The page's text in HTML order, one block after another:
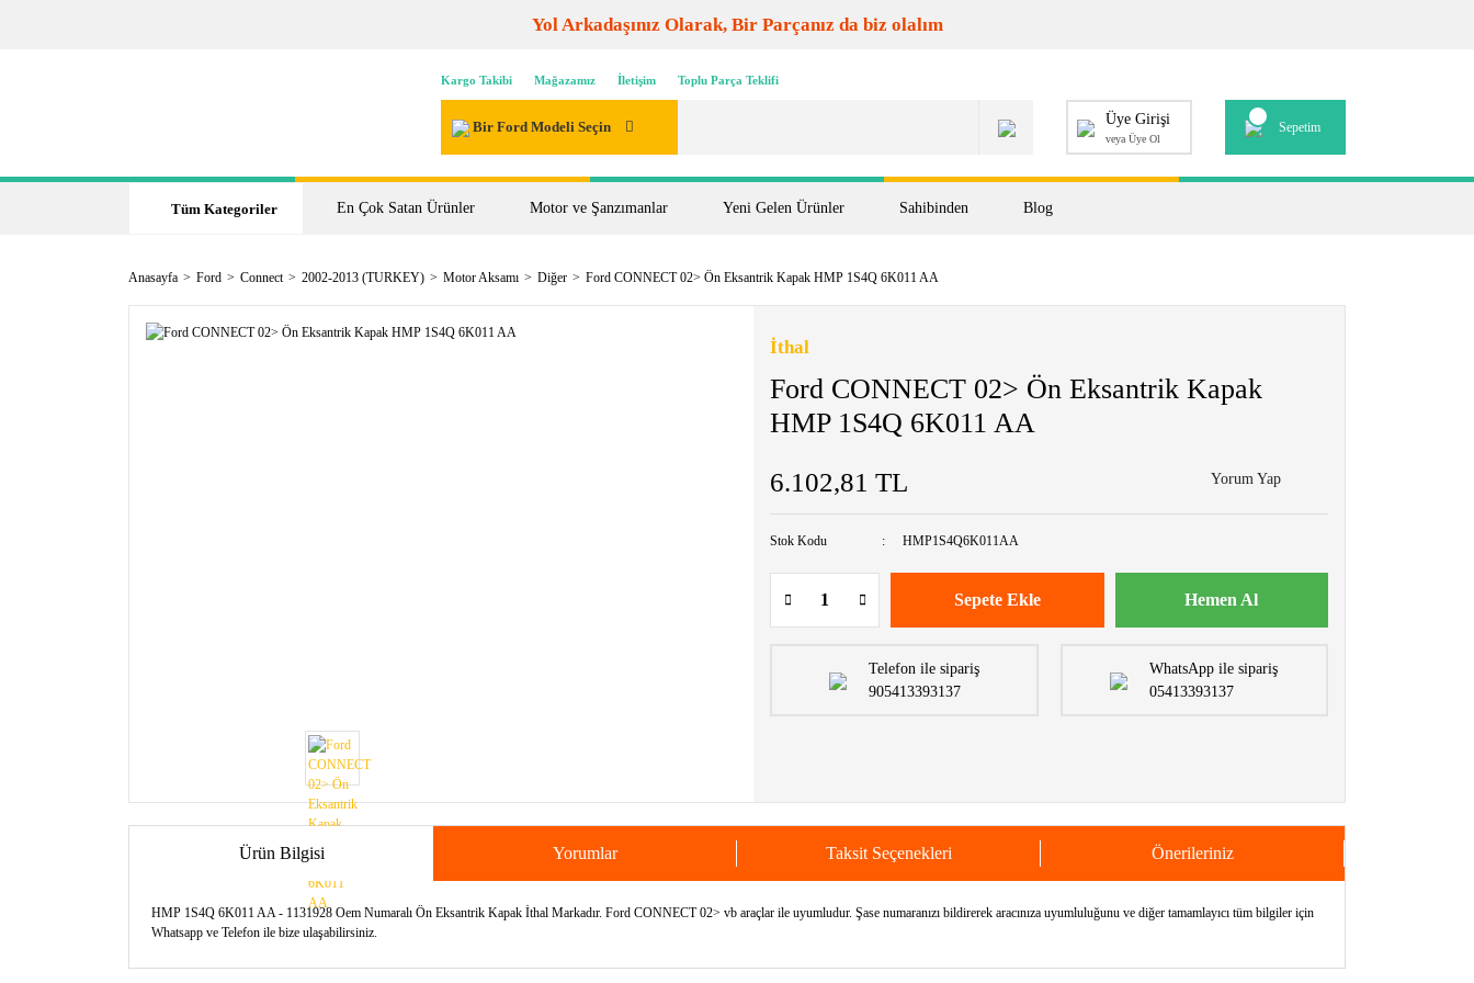
Yol Arkadaşınız Olarak, Bir Parçanız da biz olalım
Kargo Takibi Mağazamız İletişim Toplu Parça Teklifi
Bir Ford Modeli Seçin Üye Girişi
veya Üye Ol
Sepetim
Tüm Kategoriler En Çok Satan Ürünler Motor ve Şanzımanlar Yeni Gelen Ürünler Sahibinden Blog
Anasayfa Ford Connect 2002-2013 (TURKEY) Motor Aksamı Diğer Ford CONNECT 02> Ön Eksantrik Kapak HMP 1S4Q 6K011 AA
İthal
Ford CONNECT 02> Ön Eksantrik Kapak
HMP 1S4Q 6K011 AA
6.102,81 TL Yorum Yap
Stok Kodu HMP1S4Q6K011AA
Sepete Ekle Hemen Al
Telefon ile sipariş
905413393137
WhatsApp ile sipariş
05413393137
Ürün Bilgisi Yorumlar Taksit Seçenekleri Önerileriniz
HMP 1S4Q 6K011 AA - 1131928 Oem Numaralı Ön Eksantrik Kapak İthal Markadır. Ford CONNECT 02> vb araçlar ile uyumludur. Şase numaranızı bildirerek aracınıza uyumluluğunu ve diğer tamamlayıcı tüm bilgiler için
Whatsapp ve Telefon ile bize ulaşabilirsiniz.